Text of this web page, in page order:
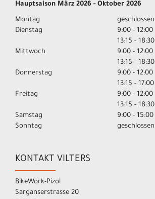
Hauptsaison März 2026 - Oktober 2026
Montag
geschlossen
Dienstag
9:00 - 12:00
13:15 - 18:30
Mittwoch
9:00 - 12:00
13:15 - 18:30
Donnerstag
9:00 - 12:00
13:15 - 17:00
Freitag
9:00 - 12:00
13:15 - 18:30
Samstag
9:00 - 15:00
Sonntag
geschlossen
KONTAKT VILTERS
BikeWork-Pizol
Sarganserstrasse 20